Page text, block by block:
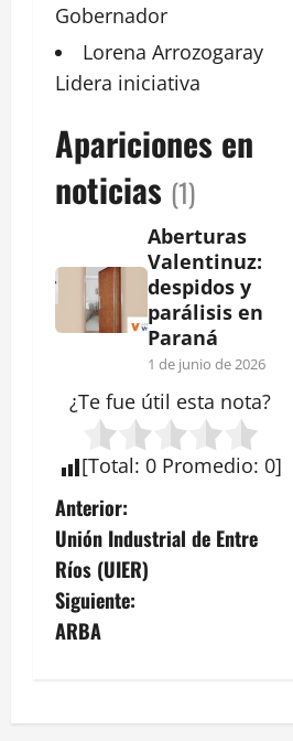
Gobernador
Lorena Arrozogaray
Lidera iniciativa
Apariciones en
noticias (1)
Aberturas
Valentinuz:
despidos y
parálisis en
Paraná
1 de junio de 2026
¿Te fue útil esta nota?
[Total: 0 Promedio: 0]
N
a
v
e
Anterior:
Unión Industrial de Entre
Ríos (UIER)
Siguiente:
ARBA